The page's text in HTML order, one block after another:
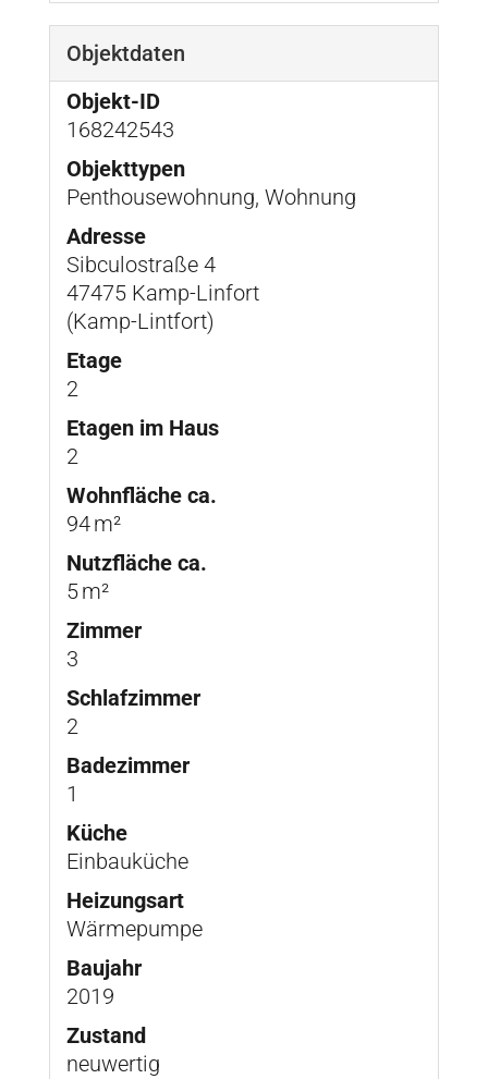
Objektdaten
Objekt-ID
168242543
Objekttypen
Penthousewohnung, Wohnung
Adresse
Sibculostraße 4
47475 Kamp-Linfort
(Kamp-Lintfort)
Etage
2
Etagen im Haus
2
Wohnfläche ca.
94 m²
Nutzfläche ca.
5 m²
Zimmer
3
Schlafzimmer
2
Badezimmer
1
Küche
Einbauküche
Heizungsart
Wärmepumpe
Baujahr
2019
Zustand
neuwertig